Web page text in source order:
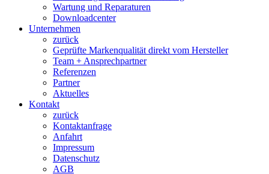
Wartung und Reparaturen
Downloadcenter
Unternehmen
zurück
Geprüfte Markenqualität direkt vom Hersteller
Team + Ansprechpartner
Referenzen
Partner
Aktuelles
Kontakt
zurück
Kontaktanfrage
Anfahrt
Impressum
Datenschutz
AGB